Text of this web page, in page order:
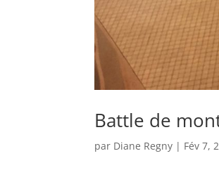
Battle de
par Diane Regny | Fév 7,